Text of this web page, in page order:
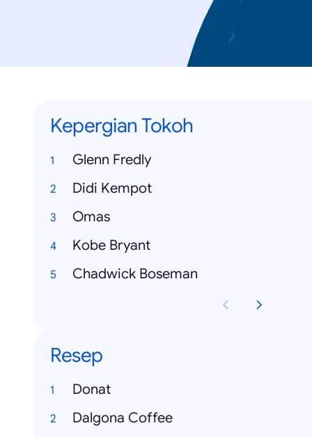
Kepergian Tokoh
Glenn Fredly
Didi Kempot
Omas
Kobe Bryant
Chadwick Boseman
Resep
Donat
Dalgona Coffee